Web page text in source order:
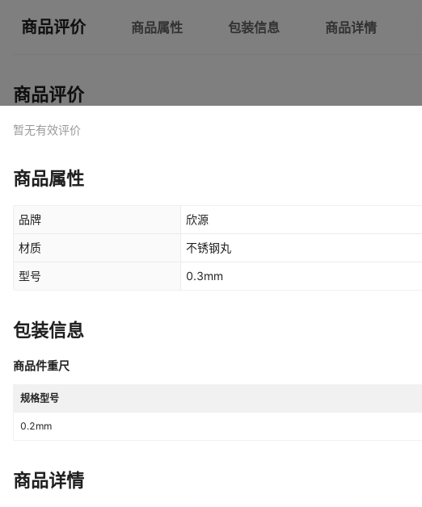
商品评价 商品属性 包装信息 商品详情
商品评价
暂无有效评价
商品属性
品牌 欣源
材质 不锈钢丸
型号 0.3mm
包装信息
商品件重尺
规格型号
0.2mm
商品详情